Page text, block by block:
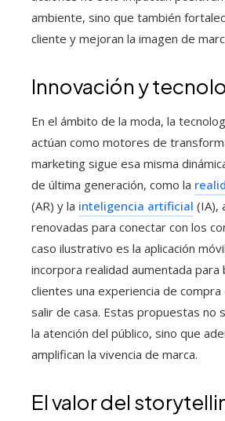
ambiente, sino que también
cliente y mejoran la imagen de
Innovación y
En el ámbito de la moda, la
actúan como motores de
marketing sigue esa misma
de última generación, como la
(AR) y la inteligencia artificial (IA),
renovadas para conectar con los
caso ilustrativo es la aplicación
incorpora realidad aumentada para
clientes una experiencia de
salir de casa. Estas propuestas no
la atención del público, sino que
amplifican la vivencia de marca.
El valor del